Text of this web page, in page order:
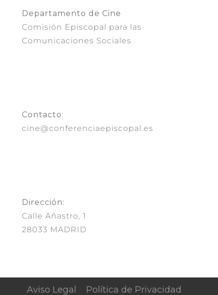
Departamento de Cine
Comisión Episcopal para las
Comunicaciones Sociales
Contacto:
cine@conferenciaepiscopal.es
Dirección:
Calle Añastro, 1
28033 MADRID
Aviso Legal Política de Privacidad